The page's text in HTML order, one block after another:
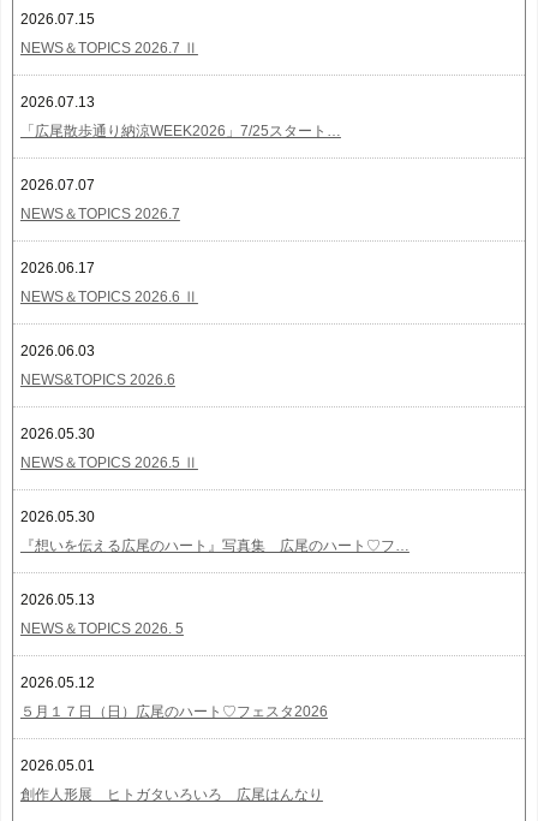
2026.07.15
NEWS＆TOPICS 2026.7 Ⅱ
2026.07.13
「広尾散歩通り納涼WEEK2026」7/25スタート…
2026.07.07
NEWS＆TOPICS 2026.7
2026.06.17
NEWS＆TOPICS 2026.6 Ⅱ
2026.06.03
NEWS&TOPICS 2026.6
2026.05.30
NEWS＆TOPICS 2026.5 Ⅱ
2026.05.30
『想いを伝える広尾のハート』写真集 広尾のハート♡フ…
2026.05.13
NEWS＆TOPICS 2026. 5
2026.05.12
５月１７日（日）広尾のハート♡フェスタ2026
2026.05.01
創作人形展 ヒトガタいろいろ 広尾はんなり